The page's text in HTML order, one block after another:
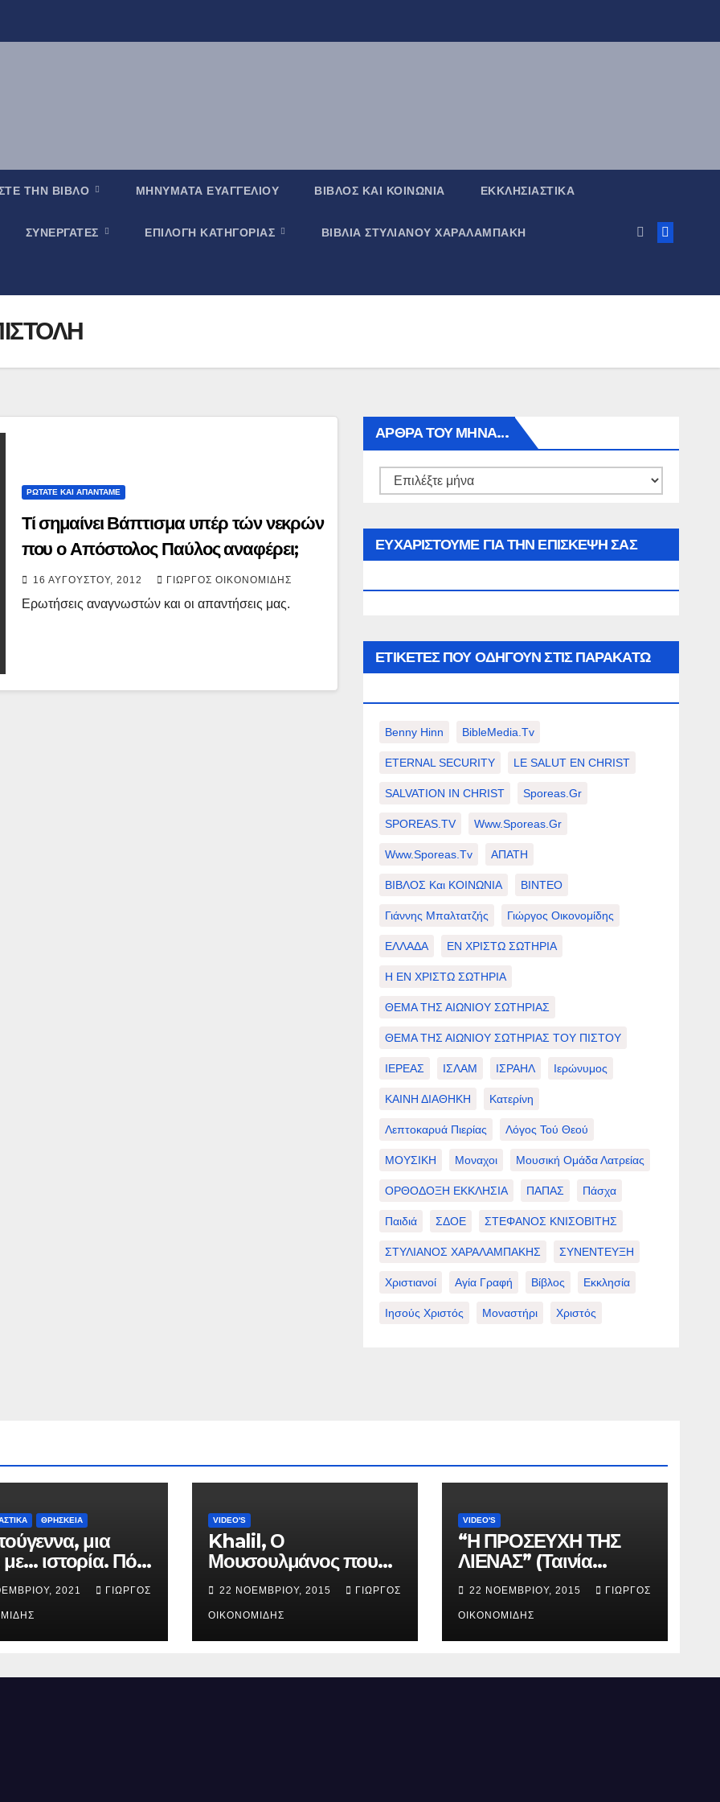
ΤΗΝ ΒΙΒΛΟ ΜΗΝΥΜΑΤΑ ΕΥΑΓΓΕΛΙΟΥ ΒΙΒΛΟΣ ΚΑΙ ΚΟΙΝΩΝΙΑ ΕΚΚΛΗΣΙΑΣΤΙΚΑ
ΣΥΝΕΡΓΑΤΕΣ ΕΠΙΛΟΓΗ ΚΑΤΗΓΟΡΙΑΣ ΒΙΒΛΙΑ ΣΤΥΛΙΑΝΟΥ ΧΑΡΑΛΑΜΠΑΚΗ
ΡΩΤΑΤΕ ΚΑΙ ΑΠΑΝΤΑΜΕ
Τί σημαίνει Βάπτισμα υπέρ τών νεκρών
που ο Απόστολος Παύλος αναφέρει;
16 ΑΥΓΟΎΣΤΟΥ, 2012 ΓΙΏΡΓΟΣ ΟΙΚΟΝΟΜΊΔΗΣ
Ερωτήσεις αναγνωστών και οι απαντήσεις μας.
ΑΡΘΡΑ ΤΟΥ ΜΉΝΑ…
Αρθρα
μήνα…
ΕΥΧΑΡΙΣΤΟΥΜΕ ΓΙΑ ΤΗΝ ΕΠΙΣΚΕΨΗ ΣΑΣ
ΕΤΙΚΈΤΕΣ ΠΟΥ ΟΔΗΓΟΎΝ ΣΤΙΣ ΠΑΡΑΚΆΤΩ
Benny Hinn BibleMedia.tv
ETERNAL SECURITY LE SALUT EN CHRIST
SALVATION IN CHRIST Sporeas.gr
SPOREAS.TV Www.sporeas.gr
Www.sporeas.tv ΑΠΑΤΗ
ΒΙΒΛΟΣ Και ΚΟΙΝΩΝΙΑ ΒΙΝΤΕΟ
Γιάννης Μπαλτατζής Γιώργος Οικονομίδης
ΕΛΛΑΔΑ ΕΝ ΧΡΙΣΤΩ ΣΩΤΗΡΙΑ
Η ΕΝ ΧΡΙΣΤΩ ΣΩΤΗΡΙΑ
ΘΕΜΑ ΤΗΣ ΑΙΩΝΙΟΥ ΣΩΤΗΡΙΑΣ
ΘΕΜΑ ΤΗΣ ΑΙΩΝΙΟΥ ΣΩΤΗΡΙΑΣ ΤΟΥ ΠΙΣΤΟΥ
ΙΕΡΕΑΣ ΙΣΛΑΜ ΙΣΡΑΗΛ Ιερώνυμος
ΚΑΙΝΗ ΔΙΑΘΗΚΗ Κατερίνη
Λεπτοκαρυά Πιερίας Λόγος Τού Θεού
ΜΟΥΣΙΚΗ Μοναχοι Μουσική Ομάδα Λατρείας
ΟΡΘΟΔΟΞΗ ΕΚΚΛΗΣΙΑ ΠΑΠΑΣ Πάσχα
Παιδιά ΣΔΟΕ ΣΤΕΦΑΝΟΣ ΚΝΙΣΟΒΙΤΗΣ
ΣΤΥΛΙΑΝΟΣ ΧΑΡΑΛΑΜΠΑΚΗΣ ΣΥΝΕΝΤΕΥΞΗ
Χριστιανοί Αγία Γραφή Βίβλος Εκκλησία
Ιησούς Χριστός Μοναστήρι Χριστός
ΘΡΗΣΚΕΙΑ
μια
ιστορία. Πότε
ο Ιησούς
(Βίντεο).
2021 ΓΙΏΡΓΟΣ
VIDEO'S
Khalil, Ο
Μουσουλμάνος που
έγινε Χριστιανός.
22 ΝΟΕΜΒΡΊΟΥ, 2015 ΓΙΏΡΓΟΣ
ΟΙΚΟΝΟΜΊΔΗΣ
VIDEO'S
“Η ΠΡΟΣΕΥΧΗ ΤΗΣ
ΛΙΕΝΑΣ” (Ταινία
μικρού μήκους).
22 ΝΟΕΜΒΡΊΟΥ, 2015 ΓΙΏΡΓΟΣ
ΟΙΚΟΝΟΜΊΔΗΣ